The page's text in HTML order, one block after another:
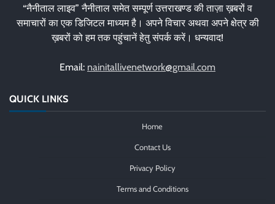
“नैनीताल लाइव” नैनीताल समेत सम्पूर्ण उत्तराखण्ड की ताज़ा ख़बरों व
समाचारों का एक डिजिटल माध्यम है। अपने विचार अथवा अपने क्षेत्र की
ख़बरों को हम तक पहुंचानें हेतु संपर्क करें। धन्यवाद!
Email: nainitallivenetwork@gmail.com
QUICK LINKS
Home
Contact Us
Privacy Policy
Terms and Conditions